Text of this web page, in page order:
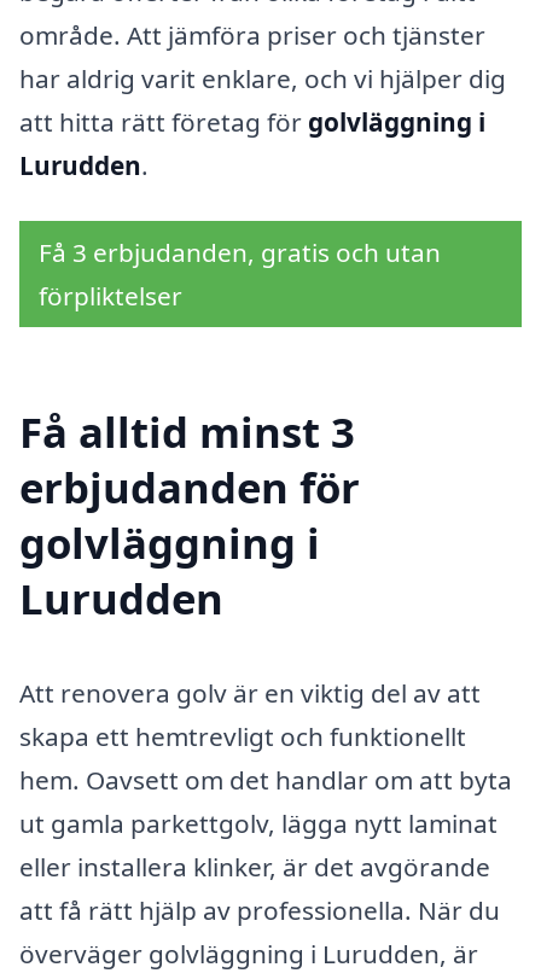
område. Att jämföra priser och tjänster
har aldrig varit enklare, och vi hjälper dig
att hitta rätt företag för golvläggning i
Lurudden.
Få 3 erbjudanden, gratis och utan
förpliktelser
Få alltid minst 3
erbjudanden för
golvläggning i
Lurudden
Att renovera golv är en viktig del av att
skapa ett hemtrevligt och funktionellt
hem. Oavsett om det handlar om att byta
ut gamla parkettgolv, lägga nytt laminat
eller installera klinker, är det avgörande
att få rätt hjälp av professionella. När du
överväger golvläggning i Lurudden, är